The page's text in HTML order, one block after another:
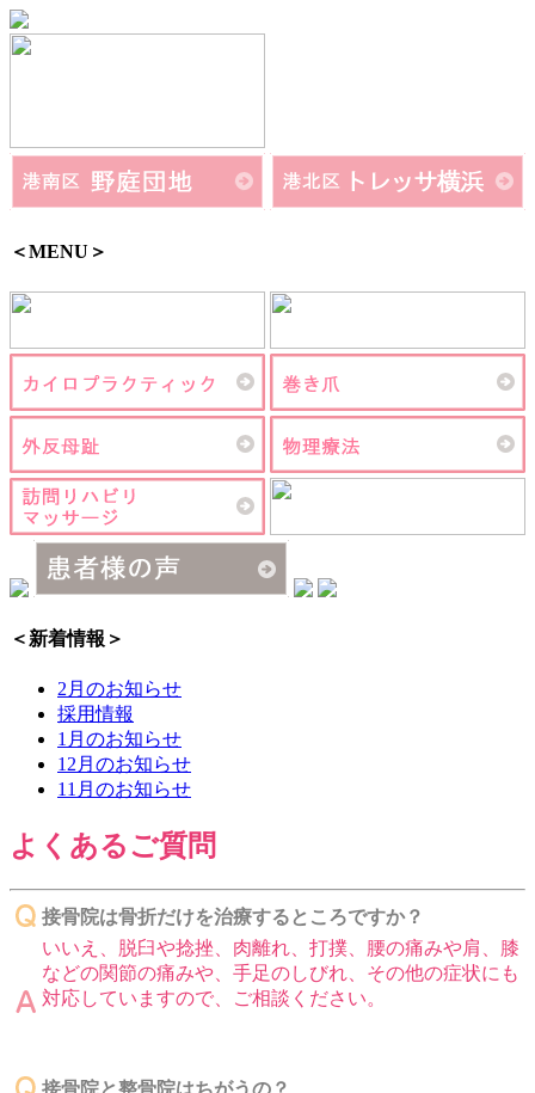
＜MENU＞
＜新着情報＞
2月のお知らせ
採用情報
1月のお知らせ
12月のお知らせ
11月のお知らせ
よくあるご質問
接骨院は骨折だけを治療するところですか？
いいえ、脱臼や捻挫、肉離れ、打撲、腰の痛みや肩、膝
などの関節の痛みや、手足のしびれ、その他の症状にも
対応していますので、ご相談ください。
接骨院と整骨院はちがうの？